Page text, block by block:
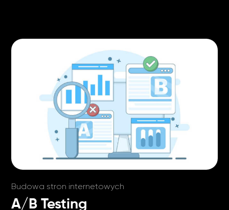
Budowa stron internetowych
A/B Testing